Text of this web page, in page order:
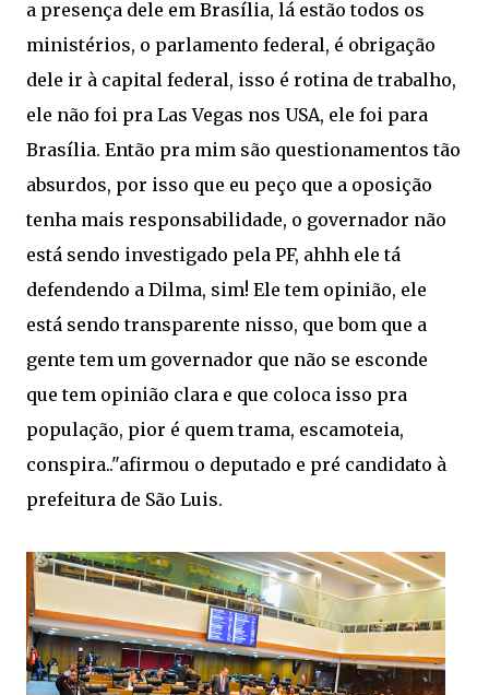
a presença dele em Brasília, lá estão todos os
ministérios, o parlamento federal, é obrigação
dele ir à capital federal, isso é rotina de trabalho,
ele não foi pra Las Vegas nos USA, ele foi para
Brasília. Então pra mim são questionamentos tão
absurdos, por isso que eu peço que a oposição
tenha mais responsabilidade, o governador não
está sendo investigado pela PF, ahhh ele tá
defendendo a Dilma, sim! Ele tem opinião, ele
está sendo transparente nisso, que bom que a
gente tem um governador que não se esconde
que tem opinião clara e que coloca isso pra
população, pior é quem trama, escamoteia,
conspira.."afirmou o deputado e pré candidato à
prefeitura de São Luis.